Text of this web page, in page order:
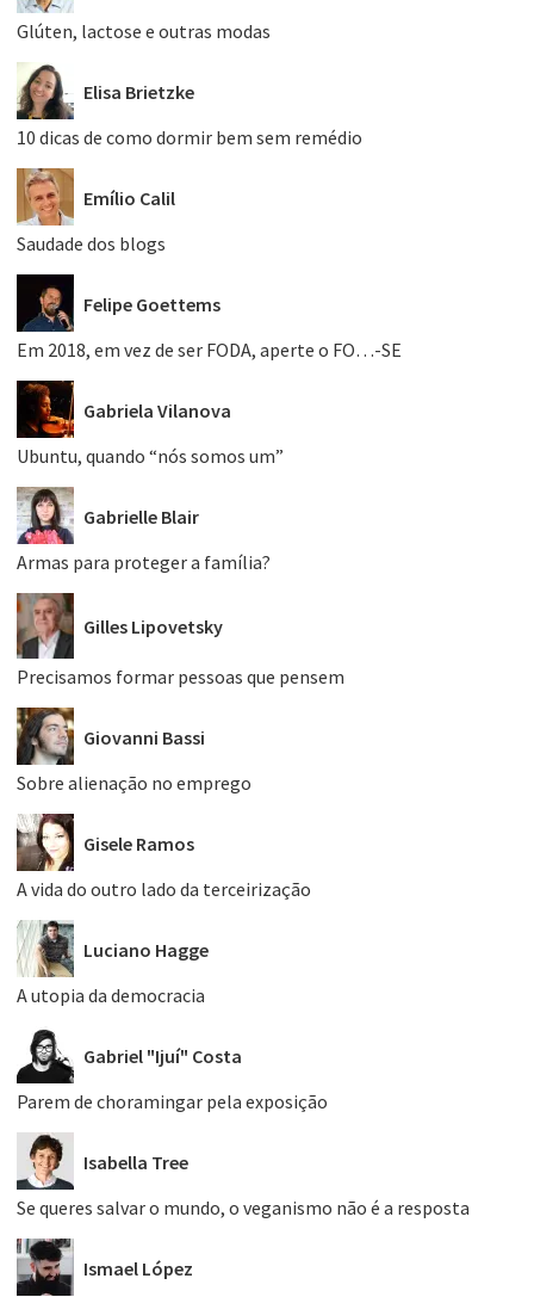
Glúten, lactose e outras modas
Elisa Brietzke
10 dicas de como dormir bem sem remédio
Emílio Calil
Saudade dos blogs
Felipe Goettems
Em 2018, em vez de ser FODA, aperte o FO…-SE
Gabriela Vilanova
Ubuntu, quando “nós somos um”
Gabrielle Blair
Armas para proteger a família?
Gilles Lipovetsky
Precisamos formar pessoas que pensem
Giovanni Bassi
Sobre alienação no emprego
Gisele Ramos
A vida do outro lado da terceirização
Luciano Hagge
A utopia da democracia
Gabriel "Ijuí" Costa
Parem de choramingar pela exposição
Isabella Tree
Se queres salvar o mundo, o veganismo não é a resposta
Ismael López